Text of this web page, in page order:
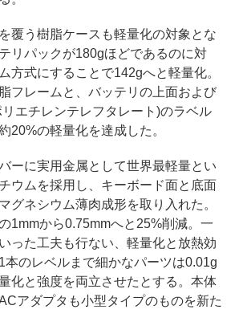
覆う樹脂ケースも軽量化の対象とな
リパックが180gほどであるのに対
方式にすることで142gへと軽量化。
フレームと、バッテリの上面および
エチレンテレフタレート)のラベル
20%の軽量化を達成した。
ーに実用金属として世界最軽量とい
ウムを採用し、キーボード面と底面
グネシウム薄肉成形を取り入れた。
1mmから0.75mmへと25%削減。一
った工夫も行ない、軽量化と放熱効
本のレベルまで細かなパーツは0.01g
化と強度を両立させたとする。本体
アダプタも小型タイプのものを新た